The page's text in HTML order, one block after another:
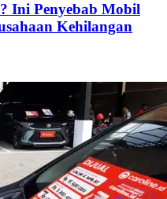
Ini Penyebab Mobil
Kehilangan